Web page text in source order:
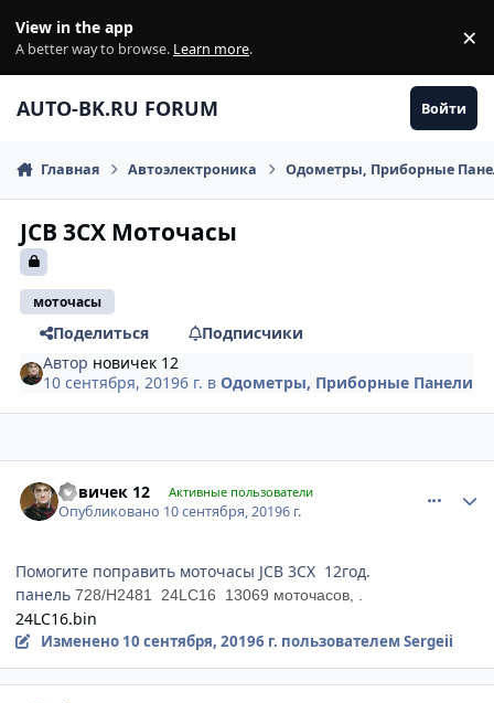
View in the app
A better way to browse. Learn more. ×
AUTO-BK.RU FORUM Войти
Главная Автоэлектроника Одометры, Приборные
JCB 3CX Моточасы
моточасы
Поделиться
Подписчики
Автор новичек 12
10 сентября, 20196 г. вОдометры, Приборные Панели
новичек 12 Активные пользователи
Опубликовано 10 сентября, 20196 г.
Помогите поправить моточасы JCB 3CX 12год.
панель 728/H2481 24LC16 13069 моточасов, .
24LC16.bin
Изменено 10 сентября, 20196 г. пользователем Sergeii